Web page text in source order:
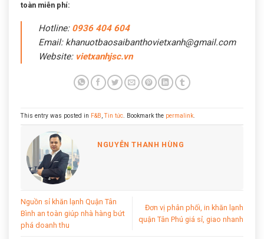
toàn miễn phí:
Hotline: 0936 404 604
Email: khanuotbaosaibanthovietxanh@gmail.com
Website: vietxanhjsc.vn
This entry was posted in F&B ,Tin tức . Bookmark the permalink
NGUYỄN THANH HÙNG
Nguồn sỉ khăn lạnh Quận Tân
Bình an toàn giúp nhà hàng bứt
phá doanh thu
Đơn vị phân phối, in khăn lạnh
quận Tân Phú giá sỉ, giao nhanh